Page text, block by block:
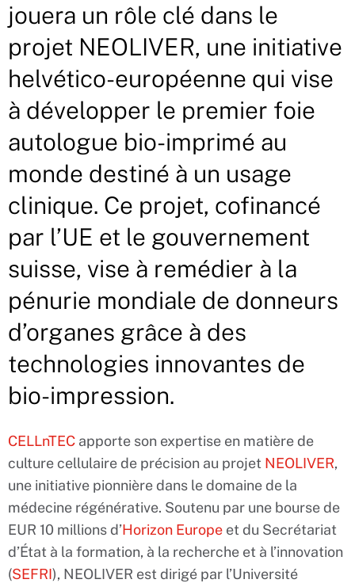
jouera un rôle clé dans le
projet NEOLIVER, une initiative
helvético-européenne qui vise
à développer le premier foie
autologue bio-imprimé au
monde destiné à un usage
clinique. Ce projet, cofinancé
par l’UE et le gouvernement
suisse, vise à remédier à la
pénurie mondiale de donneurs
d’organes grâce à des
technologies innovantes de
bio-impression.
CELLnTEC apporte son expertise en matière de
culture cellulaire de précision au projet NEOLIVER,
une initiative pionnière dans le domaine de la
médecine régénérative. Soutenu par une bourse de
EUR 10 millions d’Horizon Europe et du Secrétariat
d’État à la formation, à la recherche et à l’innovation
(SEFRI), NEOLIVER est dirigé par l’Université